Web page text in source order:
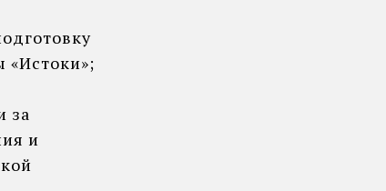
«Истоки»;
за
и